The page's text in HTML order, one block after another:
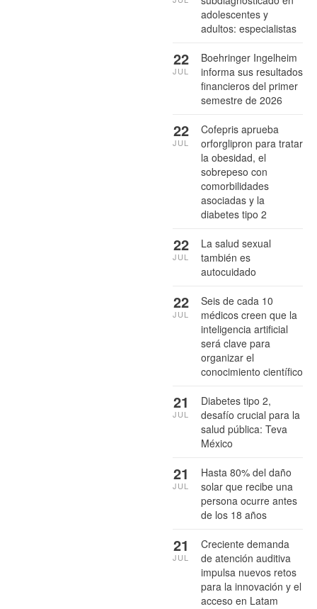
adolescentes y
adultos: especialistas
Boehringer Ingelheim
informa sus resultados
financieros del primer
semestre de 2026
22
JUL
Cofepris aprueba
orforglipron para tratar
la obesidad, el
sobrepeso con
comorbilidades
asociadas y la
diabetes tipo 2
22
JUL
La salud sexual
también es
autocuidado
22
JUL
Seis de cada 10
médicos creen que la
inteligencia artificial
será clave para
organizar el
conocimiento científico
22
JUL
Diabetes tipo 2,
desafío crucial para la
salud pública: Teva
México
21
JUL
Hasta 80% del daño
solar que recibe una
persona ocurre antes
de los 18 años
21
JUL
Creciente demanda
de atención auditiva
impulsa nuevos retos
para la innovación y el
acceso en Latam
21
JUL